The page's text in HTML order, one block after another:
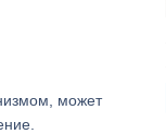
может